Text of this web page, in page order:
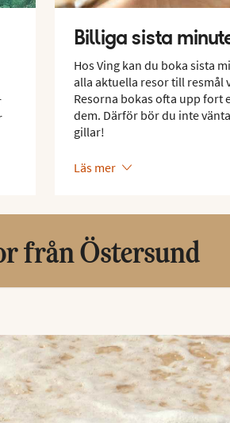
Billiga sista
Hos Ving kan du boka sista
alla aktuella resor till resmål
Resorna bokas ofta upp fort
dem. Därför bör du inte
gillar!
Läs mer
från Östersund